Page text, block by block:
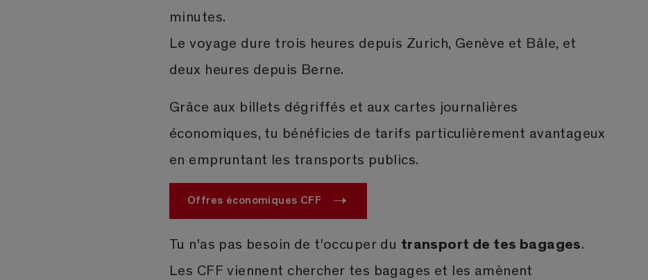
minutes.
Le voyage dure trois heures depuis Zurich, Genève et Bâle, et
deux heures depuis Berne.
Grâce aux billets dégriffés et aux cartes journalières
économiques, tu bénéficies de tarifs particulièrement avantageux
en empruntant les transports publics.
Offres économiques CFF
Tu n'as pas besoin de t'occuper du transport de tes bagages.
Les CFF viennent chercher tes bagages et les amènent